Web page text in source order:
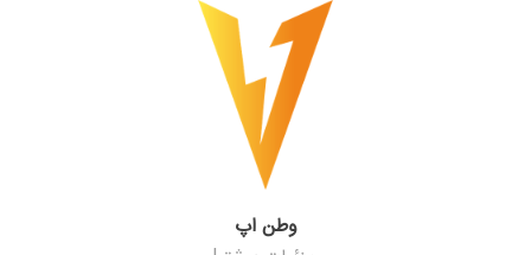
وطن اپ